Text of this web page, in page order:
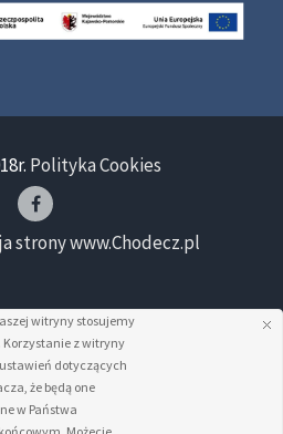
Polityka Cookies
strony www.Chodecz.pl
witryny stosujemy
Korzystanie z witryny
dotyczących
że będą one
w Państwa